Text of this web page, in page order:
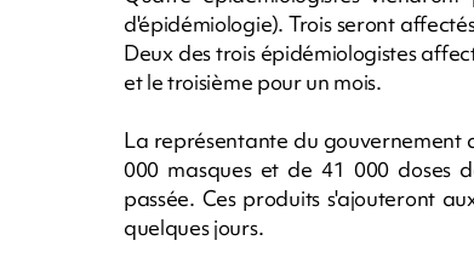
d'épidémiologie). Trois seront
Deux des trois épidémiologistes
et le troisième pour un mois.
La représentante du gouvernement
000 masques et de 41 000 doses
passée. Ces produits s'ajouteront
quelques jours.